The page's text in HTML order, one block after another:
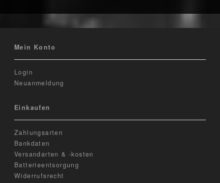
Mein Konto
Login
Neuanmeldung
Einkaufen
Zahlungsarten
Bankdaten
Versandarten & -kosten
Batterieentsorgung
Widerrufsrecht